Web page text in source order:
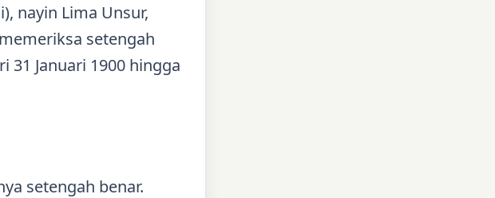
nayin Lima Unsur,
setengah
31 Januari 1900 hingga
setengah benar.